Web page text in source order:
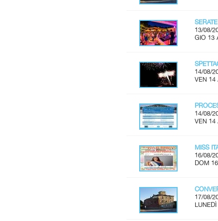
13/08/
GIO 13
14/08/
VEN 14
14/08/
VEN 14
MISS
16/08/
DOM
17/08/